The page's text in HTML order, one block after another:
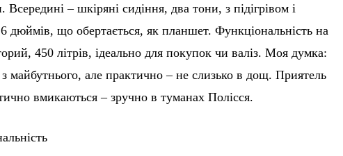
Всередині – шкіряні сидіння, два тони, з підігрівом і
дюймів, що обертається, як планшет. Функціональність на
450 літрів, ідеально для покупок чи валіз. Моя думка:
з майбутнього, але практично – не слизько в дощ. Приятель
вмикаються – зручно в туманах Полісся.